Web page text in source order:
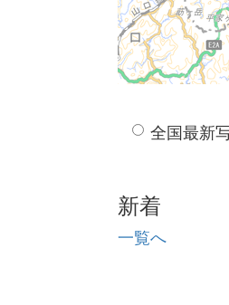
全国最新
新着
一覧へ